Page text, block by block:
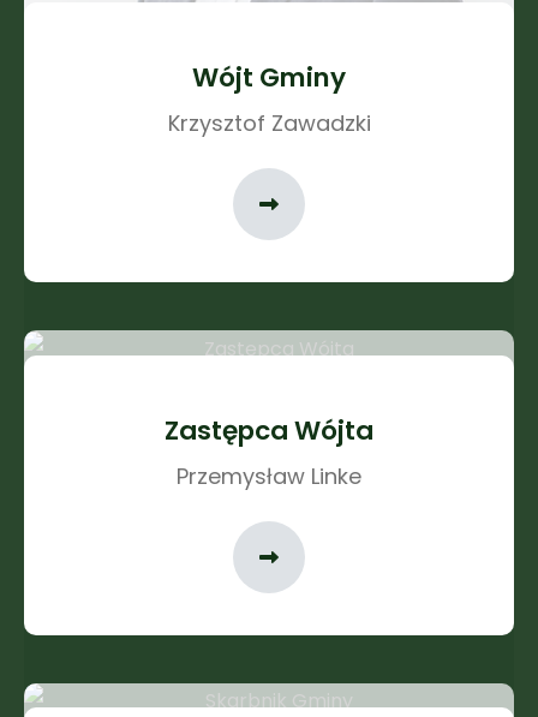
Wójt Gminy
Krzysztof Zawadzki
Zastępca Wójta
Przemysław Linke